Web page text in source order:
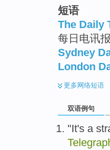
短语
The Daily
每日电讯报
Sydney
London
更多网络短语
双语例句
"It's a